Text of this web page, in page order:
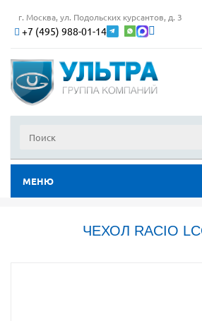
г. Москва, ул. Подольских курсантов, д. 3
+7 (495) 988-01-14
МЕНЮ
ЧЕХОЛ RACIO